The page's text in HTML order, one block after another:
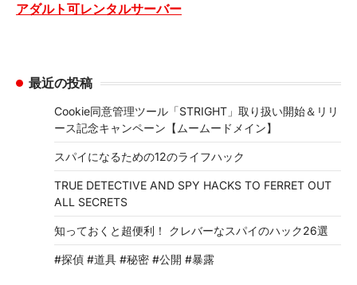
アダルト可レンタルサーバー
最近の投稿
Cookie同意管理ツール「STRIGHT」取り扱い開始＆リリ
ース記念キャンペーン【ムームードメイン】
スパイになるための12のライフハック
TRUE DETECTIVE AND SPY HACKS TO FERRET OUT
ALL SECRETS
知っておくと超便利！ クレバーなスパイのハック26選
#探偵 #道具 #秘密 #公開 #暴露